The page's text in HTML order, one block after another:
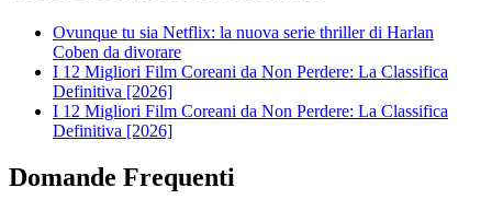
Ovunque tu sia Netflix: la nuova serie thriller di Harlan
Coben da divorare
I 12 Migliori Film Coreani da Non Perdere: La Classifica
Definitiva [2026]
I 12 Migliori Film Coreani da Non Perdere: La Classifica
Definitiva [2026]
Domande Frequenti